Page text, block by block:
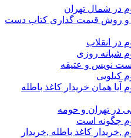
در شمال تهران
و روش قیمت گذاری کتاب دست
در انقلاب
شبانه روزی
نویس و عتیقه
کیلویی
همان خریدار کاغذ باطله
در تهران و حومه
چگونه است
کاغذ باطله ,خریدار